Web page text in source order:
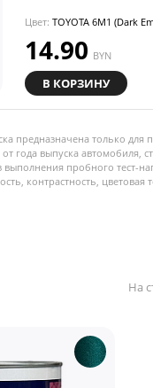
Цвет: TOYOTA 6M1 (Dark
14.90 BYN
В КОРЗИНУ
предназначена только
от года выпуска автомобиля,
пробного тест-
контрастность, цветовая
На